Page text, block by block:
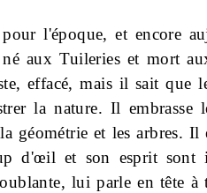
l'époque, et encore
aux Tuileries et mort
effacé, mais il sait que
la nature. Il embrasse
géométrie et les arbres. Il
d'œil et son esprit sont
lui parle en tête à